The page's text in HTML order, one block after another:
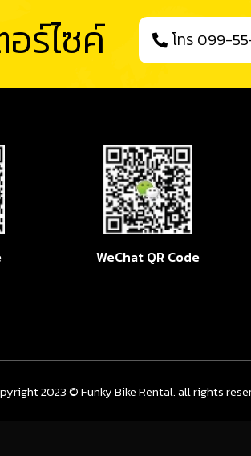
ร์ไซค์ โทร 099-
WeChat QR Code
2023 © Funky Bike Rental. all rights